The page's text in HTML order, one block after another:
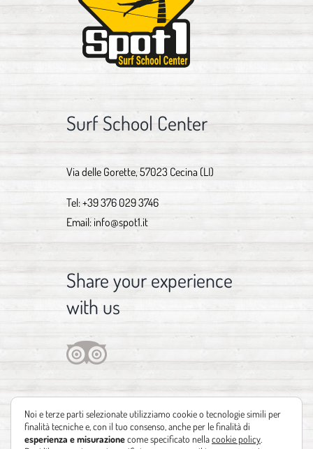
Surf School Center
Via delle Gorette, 57023 Cecina (LI)
Tel:+39 376 029 3746
Email: info@spot1.it
Share your experience
with us
Noi e terze parti selezionate utilizziamo cookie o tecnologie simili per
finalità tecniche e, con il tuo consenso, anche per le finalità di
esperienza e misurazionecome specificato nellacookie policy